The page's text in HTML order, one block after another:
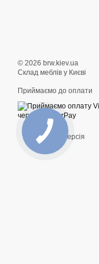
© 2026 brw.kiev.ua
Склад меблів у Києві
Приймаємо до оплати
Мобільна версія